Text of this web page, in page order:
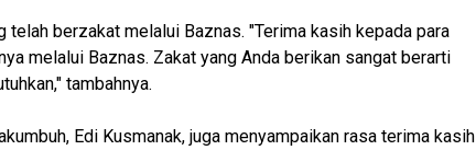
berzakat melalui Baznas. "Terima kasih kepada para
melalui Baznas. Zakat yang Anda berikan sangat berarti
tambahnya.
Edi Kusmanak, juga menyampaikan rasa terima kasih